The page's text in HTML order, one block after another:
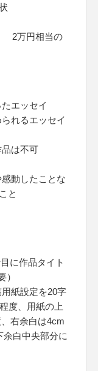
2万円相当の
エッセイ
れるエッセイ
は不可
動したことな
と
に作品タイト
）
紙設定を20字
度、用紙の上
右余白は4cm
白中央部分に